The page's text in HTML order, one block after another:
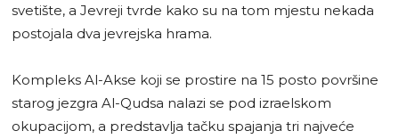
svetište, a Jevreji tvrde kako su na tom mjestu nekada
postojala dva jevrejska hrama.
Kompleks Al-Akse koji se prostire na 15 posto površine
starog jezgra Al-Qudsa nalazi se pod izraelskom
okupacijom, a predstavlja tačku spajanja tri najveće